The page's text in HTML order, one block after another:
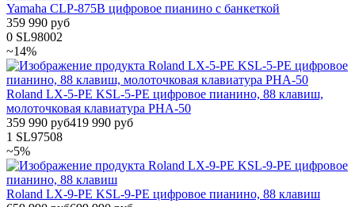
Yamaha CLP-875B цифровое пианино с банкеткой
359 990 руб
0 SL98002
~14%
Roland LX-5-PE KSL-5-PE цифровое пианино, 88 клавиш,
молоточковая клавиатура PHA-50
359 990 руб419 990 руб
1 SL97508
~5%
Roland LX-9-PE KSL-9-PE цифровое пианино, 88 клавиш